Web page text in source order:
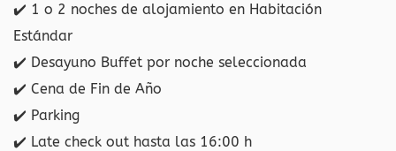
✔️ 1 o 2 noches de alojamiento en Habitación
Estándar
✔️ Desayuno Buffet por noche seleccionada
✔️ Cena de Fin de Año
✔️ Parking
✔️ Late check out hasta las 16:00 h